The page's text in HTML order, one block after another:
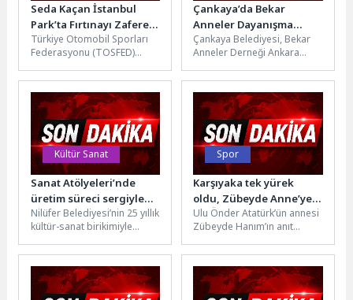
Seda Kaçan İstanbul
Park’ta Fırtınayı Zafere
Dönüştürdü
Türkiye Otomobil Sporları
Federasyonu (TOSFED)
2026 Türkiye
Pist Şampiyonası'nın ikinci
ayağında, Pepsi ve Doritos...
Çankaya’da Bekar
Anneler Dayanışma
Buluşması
Çankaya Belediyesi, Bekar
Anneler Derneği Ankara
buluşmasına ev sahipliği
yaptı. Bekar Annelere özel
Anneler...
Kültür Sanat
Sanat Atölyeleri’nde
üretim süreci sergiyle
taçlandı
Nilüfer Belediyesi’nin 25 yıllık
kültür-sanat birikimiyle
yıl boyunca devam eden
yaratıcı çalışmaları...
Spor
Karşıyaka tek yürek
oldu, Zübeyde Anne’ye
koştu!
Ulu Önder Atatürk’ün annesi
Zübeyde Hanım’ın anıt
Karşıyaka, Anneler Günü’nde
en değerli emanetine...